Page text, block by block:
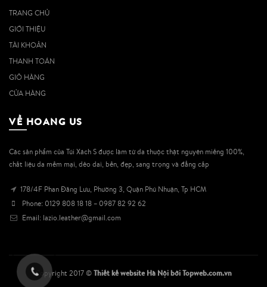
TRANG CHỦ
GIỚI THIỆU
TÀI KHOẢN
THANH TOÁN
GIỎ HÀNG
CỬA HÀNG
VỀ HOANG US
Các sản phẩm của Túi Xách S được làm từ da thuộc thật nguyên miếng 100%,
chất liệu da mềm mại, dẻo dai, bền, đẹp, sang trọng và đẳng cấp
178/4F Phan Đăng Lưu, Phường 3, Quận Phú Nhuận, Tp HCM
Phone: 0129 808 18 18 – 0987 82 92 62
Email: lazio.leather@gmail.com
Copyright 2017 © Thiết kế website Hà Nộibởi Topweb.com.vn